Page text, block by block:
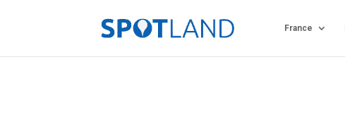
France